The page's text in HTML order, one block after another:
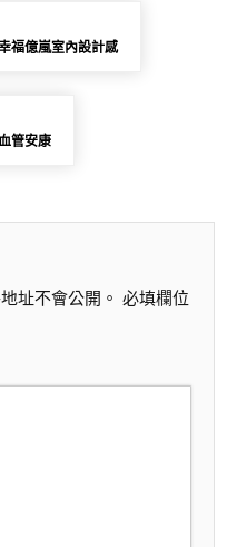
福億嵐室內設計感
管安康
址不會公開。 必填欄位